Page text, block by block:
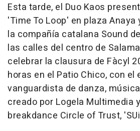
Esta tarde, el Duo Kaos
'Time To Loop' en plaza
la compañía catalana Sound
las calles del centro de
celebrar la clausura de Fàcyl
horas en el Patio Chico, con
vanguardista de danza,
creado por Logela Multimedia
breakdance Circle of Trust,